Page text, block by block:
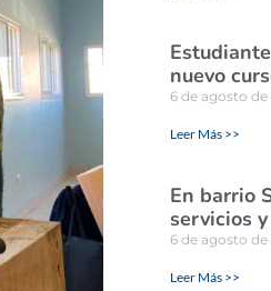
nuevo
6 de agosto de
Leer Más >>
En barrio
servicios
6 de agosto de
Leer Más >>